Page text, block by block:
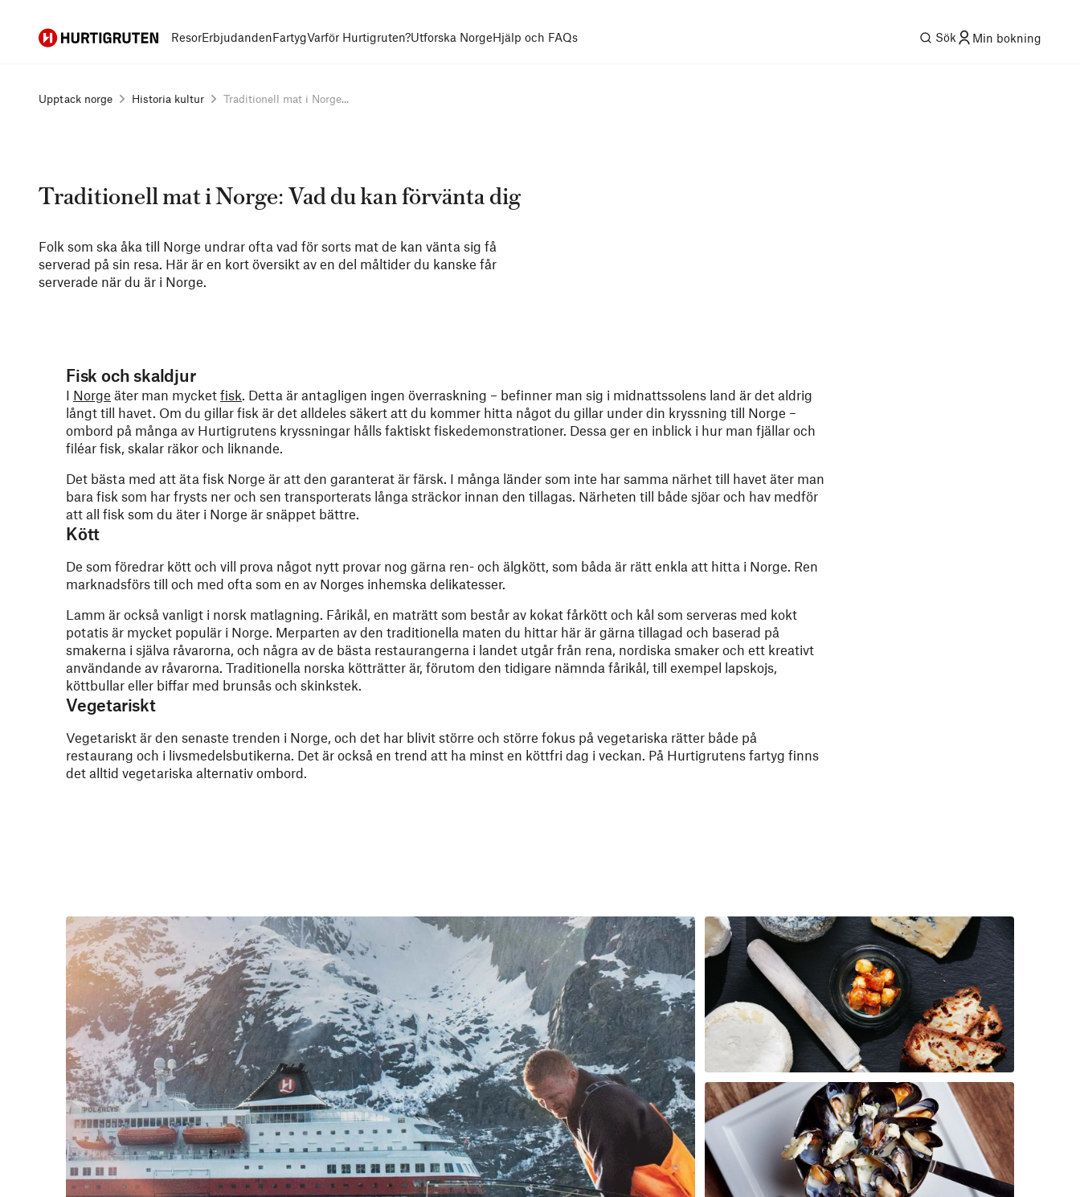
Hurtigruten ResorErbjudandenFartygVarför Hurtigruten?Utforska NorgeHjälp och FAQs Sök Min bokning
Upptack norge Historia kultur Traditionell mat i Norge...
Traditionell mat i Norge: Vad du kan förvänta dig
Folk som ska åka till Norge undrar ofta vad för sorts mat de kan vänta sig få
serverad på sin resa. Här är en kort översikt av en del måltider du kanske får
serverade när du är i Norge.
Fisk och skaldjur
I Norge äter man mycket fisk. Detta är antagligen ingen överraskning – befinner man sig i midnattssolens land är det aldrig
långt till havet. Om du gillar fisk är det alldeles säkert att du kommer hitta något du gillar under din kryssning till Norge –
ombord på många av Hurtigrutens kryssningar hålls faktiskt fiskedemonstrationer. Dessa ger en inblick i hur man fjällar och
filéar fisk, skalar räkor och liknande.
Det bästa med att äta fisk Norge är att den garanterat är färsk. I många länder som inte har samma närhet till havet äter man
bara fisk som har frysts ner och sen transporterats långa sträckor innan den tillagas. Närheten till både sjöar och hav medför
att all fisk som du äter i Norge är snäppet bättre.
Kött
De som föredrar kött och vill prova något nytt provar nog gärna ren- och älgkött, som båda är rätt enkla att hitta i Norge. Ren
marknadsförs till och med ofta som en av Norges inhemska delikatesser.
Lamm är också vanligt i norsk matlagning. Fårikål, en maträtt som består av kokat fårkött och kål som serveras med kokt
potatis är mycket populär i Norge. Merparten av den traditionella maten du hittar här är gärna tillagad och baserad på
smakerna i själva råvarorna, och några av de bästa restaurangerna i landet utgår från rena, nordiska smaker och ett kreativt
användande av råvarorna. Traditionella norska kötträtter är, förutom den tidigare nämnda fårikål, till exempel lapskojs,
köttbullar eller biffar med brunsås och skinkstek.
Vegetariskt
Vegetariskt är den senaste trenden i Norge, och det har blivit större och större fokus på vegetariska rätter både på
restaurang och i livsmedelsbutikerna. Det är också en trend att ha minst en köttfri dag i veckan. På Hurtigrutens fartyg finns
det alltid vegetariska alternativ ombord.